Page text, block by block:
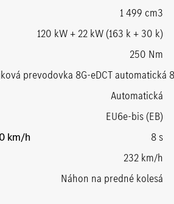
1 499 cm3
120 kW + 22 kW (163 k + 30 k)
250 Nm
prevodovka 8G-eDCT automatická
Automatická
EU6e-bis (EB)
km/h
8 s
232 km/h
Náhon na predné kolesá